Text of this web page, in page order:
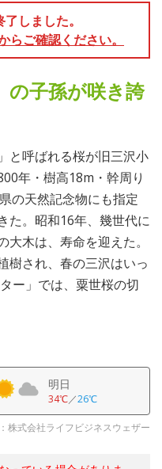
しました。
らご確認ください。
の子孫が咲き誇
と呼ばれる桜が旧三沢小
年・樹高18m・幹周り
の天然記念物にも指定
た。昭和16年、幾世代に
木は、寿命を迎えた。
樹され、春の三沢はいっ
ー」では、粟世桜の切
明日
34℃／26℃
株式会社ライフビジネスウェザー